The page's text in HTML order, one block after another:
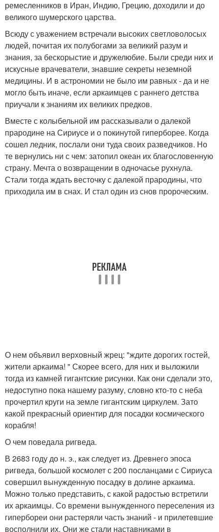
ремесленников в Иран, Индию, Грецию, доходили и до
великого шумерского царства.
Всюду с уважением встречали высоких светловолосых
людей, почитая их полубогами за великий разум и
знания, за бескорыстие и дружелюбие. Были среди них и
искусные врачеватели, знавшие секреты неземной
медицины. И в астрономии не было им равных - да и не
могло быть иначе, если аркаимцев с раннего детства
приучали к знаниям их великих предков.
Вместе с колыбельной им рассказывали о далекой
прародине на Сириусе и о покинутой гиперборее. Когда
сошел ледник, послали они туда своих разведчиков. Но
те вернулись ни с чем: затопил океан их благословенную
страну. Мечта о возвращении в одночасье рухнула.
Стали тогда ждать весточку с далекой прародины, что
приходила им в снах. И стал один из снов пророческим.
О нем объявил верховный жрец: "ждите дорогих гостей,
жители аркаима! " Скорее всего, для них и выложили
тогда из камней гигантские рисунки. Как они сделали это,
недоступно пока нашему разуму, словно кто-то с неба
прочертил круги на земле гигантским циркулем. Зато
какой прекрасный ориентир для посадки космического
корабля!
О чем поведала ригведа.
В 2683 году до н. э., как следует из. Древнего эпоса
ригведа, большой космолет с 200 посланцами с Сириуса
совершил вынужденную посадку в долине аркаима.
Можно только представить, с какой радостью встретили
их аркаимцы. Со времени вынужденного переселения из
гипербореи они растеряли часть знаний - и прилетевшие
восполнили их. Они же стали наставниками в